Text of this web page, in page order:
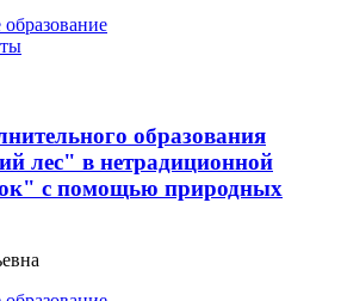
образования
лес" в нетрадиционной
с помощью природных